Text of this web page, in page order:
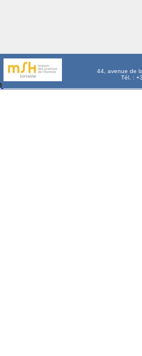
44, avenue de
Tél. :